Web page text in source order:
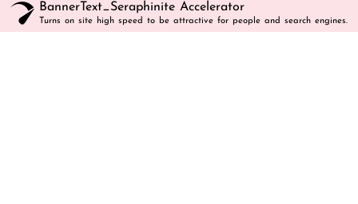
BannerText_Seraphinite Accelerator
Turns on site high speed to be attractive for people and search engines.